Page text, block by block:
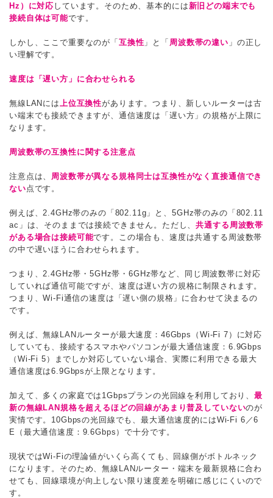
Hz）に対応 しています。そのため、基本的には新旧どの端末でも
接続自体は可能です。
しかし、ここで重要なのが「互換性 」と「 周波数帯の違い 」の正し
い理解です。
速度は「遅い方」に合わせられる
無線LANには 上位互換性があります。つまり、新しいルーターは古
い端末でも接続できますが、通信速度は「遅い方」の規格が上限に
なります。
周波数帯の互換性に関する注意点
注意点は、 周波数帯が異なる規格同士は互換性がなく直接通信でき
ない 点です。
例えば、2.4GHz帯のみの「802.11g」と、5GHz帯のみの「802.11
ac」は、そのままでは接続できません。ただし、共通する周波数帯
がある場合は接続可能です。この場合も、速度は共通する周波数帯
の中で遅いほうに合わせられます。
つまり、2.4GHz帯・5GHz帯・6GHz帯など、同じ周波数帯に対応
していれば通信可能ですが、速度は遅い方の規格に制限されます。
つまり、Wi-Fi通信の速度は「遅い側の規格」に合わせて決まるの
です。
例えば、無線LANルーターが最大速度：46Gbps（Wi-Fi 7）に対応
していても、接続するスマホやパソコンが最大通信速度：6.9Gbps
（Wi-Fi 5）までしか対応していない場合、実際に利用できる最大
通信速度は6.9Gbpsが上限となります。
加えて、多くの家庭では1Gbpsプランの光回線を利用しており、最
新の無線LAN規格を超えるほどの回線があまり普及していないのが
実情です。10Gbpsの光回線でも、最大通信速度的にはWi-Fi 6／6
E（最大通信速度：9.6Gbps）で十分です。
現状ではWi-Fiの理論値がいくら高くても、回線側がボトルネック
になります。そのため、無線LANルーター・端末を最新規格に合わ
せても、回線環境が向上しない限り速度差を明確に感じにくいので
す。